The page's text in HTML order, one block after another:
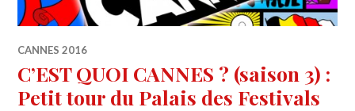
CANNES 2016
C’EST QUOI CANNES ? (saison 3) :
Petit tour du Palais des Festivals